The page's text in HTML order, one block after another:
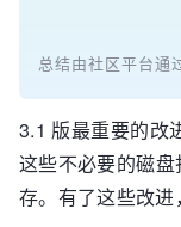
总结由社区平台通
3.1 版最重要的改
这些不必要的磁
存。有了这些改